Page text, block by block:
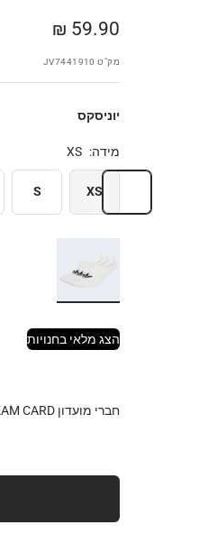
מחיר
מבצע
59.90 ₪
מק"ט JV7441910
יוניסקס
מידה: XS
XS
S
הצג מלאי בחנויות
חברי מועדון DREAM CARD צוברים כ -